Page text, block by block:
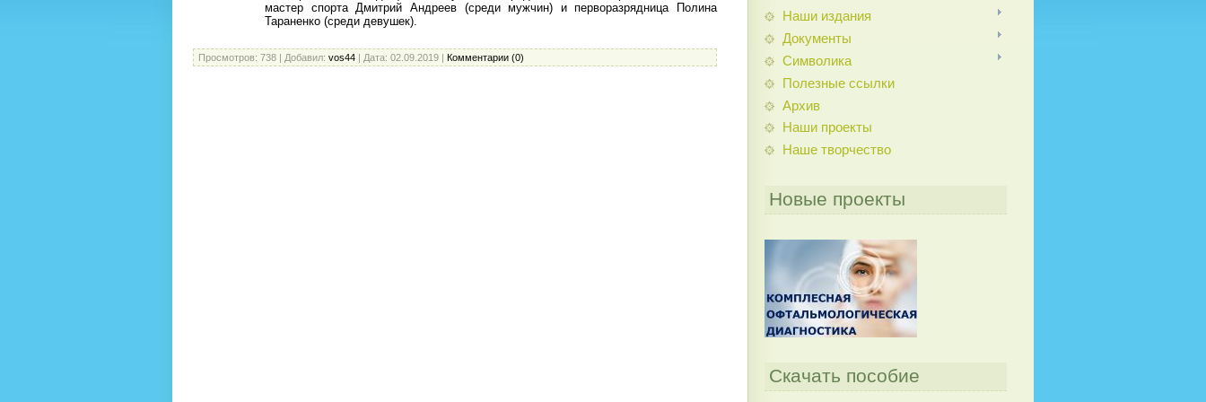
мастер спорта Дмитрий Андреев (среди мужчин) и перворазрядница Полина
Тараненко (среди девушек).
Просмотров: 738 | Добавил: vos44 | Дата: 02.09.2019 | Комментарии (0)
Наши издания
Документы
Символика
Полезные ссылки
Архив
Наши проекты
Наше творчество
Новые проекты
Скачать пособие